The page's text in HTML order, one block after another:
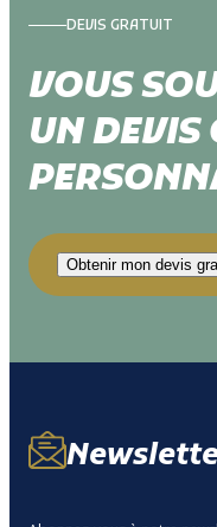
DEVIS GRATUIT
VOUS
UN DEVIS